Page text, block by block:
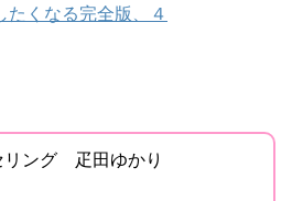
たくなる完全版、４
リング 疋田ゆかり